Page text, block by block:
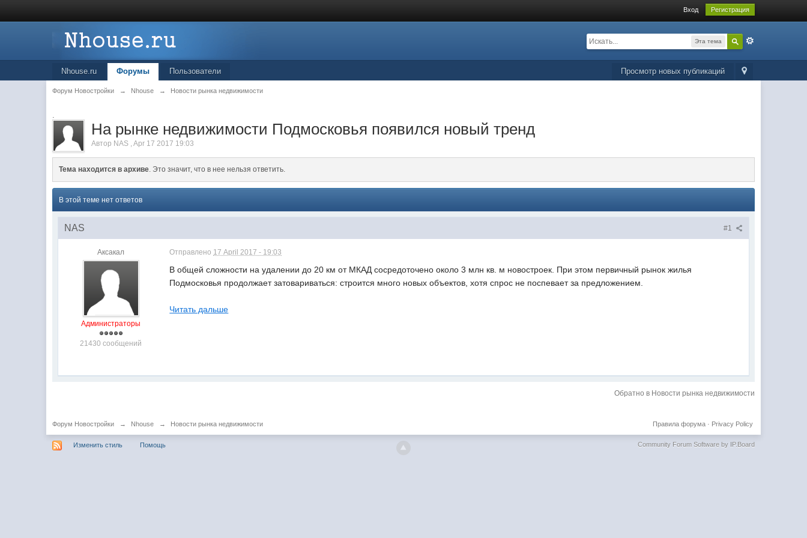
Вход Регистрация
Эта тема
Просмотр новых публикаций
Nhouse.ru Форумы Пользователи
Форум Новостройки → Nhouse → Новости рынка недвижимости
.
На рынке недвижимости Подмосковья появился новый тренд
Автор NAS ,Apr 17 2017 19:03
Тема находится в архиве. Это значит, что в нее нельзя ответить.
В этой теме нет ответов
#1
NAS
Аксакал
Администраторы
21430 сообщений
Отправлено 17 April 2017 - 19:03
В общей сложности на удалении до 20 км от МКАД сосредоточено около 3 млн кв. м новостроек. При этом первичный рынок жилья
Подмосковья продолжает затовариваться: строится много новых объектов, хотя спрос не поспевает за предложением.
Читать дальше
Обратно в Новости рынка недвижимости
Форум Новостройки → Nhouse → Новости рынка недвижимости Privacy Policy
Правила форума·
Изменить стиль Помощь Community Forum Software by IP.Board